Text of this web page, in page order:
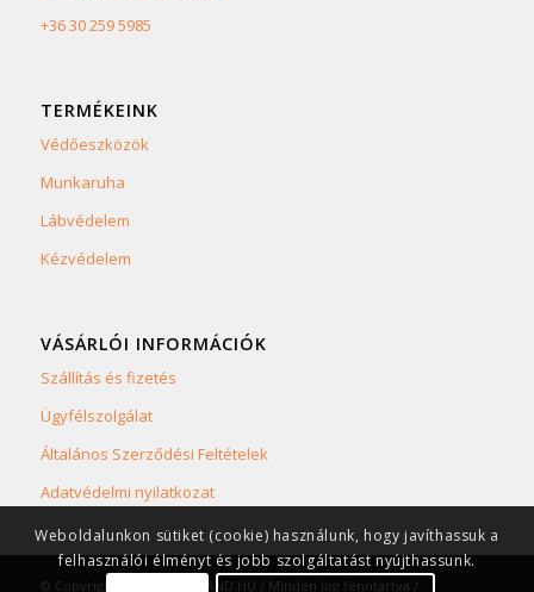
+36 30 259 5985
TERMÉKEINK
Védőeszközök
Munkaruha
Lábvédelem
Kézvédelem
VÁSÁRLÓI INFORMÁCIÓK
Szállítás és fizetés
Ügyfélszolgálat
Általános Szerződési Feltételek
Adatvédelmi nyilatkozat
© Copyright 2023 SAFETYLAND.HU / Minden jog fenntartva /
Weboldalunkon sütiket (cookie) használunk, hogy javíthassuk a
felhasználói élményt és jobb szolgáltatást nyújthassunk.